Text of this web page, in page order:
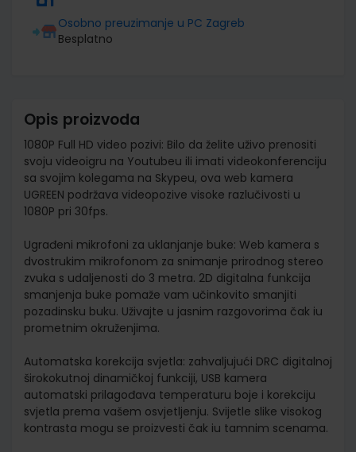
Osobno preuzimanje u PC Zagreb
Besplatno
Opis proizvoda
1080P Full HD video pozivi: Bilo da želite uživo prenositi
svoju videoigru na Youtubeu ili imati videokonferenciju
sa svojim kolegama na Skypeu, ova web kamera
UGREEN podržava videopozive visoke razlučivosti u
1080P pri 30fps.
Ugrađeni mikrofoni za uklanjanje buke: Web kamera s
dvostrukim mikrofonom za snimanje prirodnog stereo
zvuka s udaljenosti do 3 metra. 2D digitalna funkcija
smanjenja buke pomaže vam učinkovito smanjiti
pozadinsku buku. Uživajte u jasnim razgovorima čak iu
prometnim okruženjima.
Automatska korekcija svjetla: zahvaljujući DRC digitalnoj
širokokutnoj dinamičkoj funkciji, USB kamera
automatski prilagođava temperaturu boje i korekciju
svjetla prema vašem osvjetljenju. Svijetle slike visokog
kontrasta mogu se proizvesti čak iu tamnim scenama.